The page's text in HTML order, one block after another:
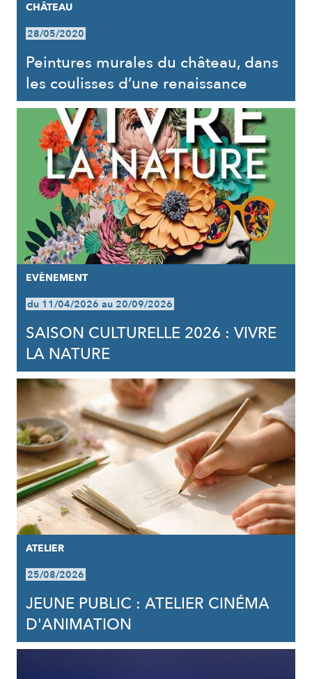
CHÂTEAU
28/05/2020
Peintures murales du château, dans
les coulisses d’une renaissance
EVÈNEMENT
du 11/04/2026 au 20/09/2026
SAISON CULTURELLE 2026 : VIVRE
LA NATURE
ATELIER
25/08/2026
JEUNE PUBLIC : ATELIER CINÉMA
D'ANIMATION